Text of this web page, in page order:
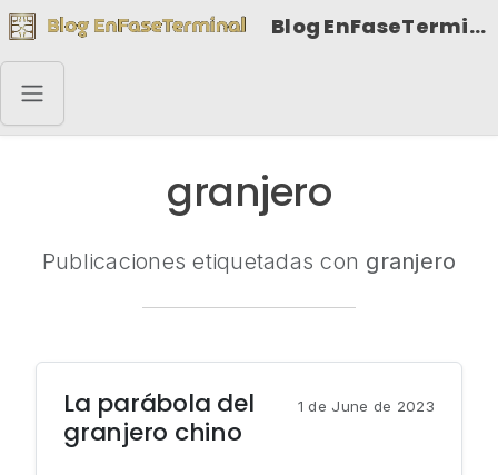
Blog EnFaseTerminal
granjero
Publicaciones etiquetadas con granjero
La parábola del
granjero chino
1 de June de 2023